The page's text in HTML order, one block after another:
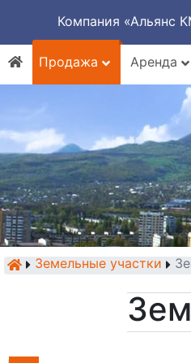
Компания «Альянс
Продажа
Аренда
Земельные участки